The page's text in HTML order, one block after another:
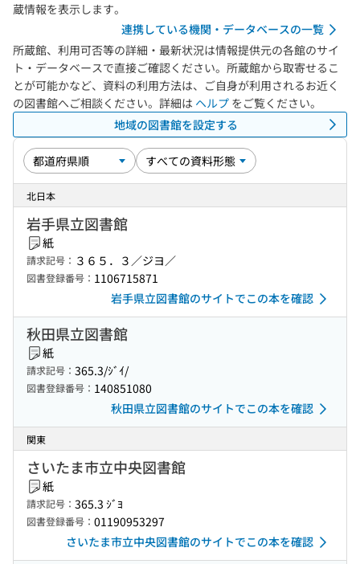
蔵情報を表示します。
連携している機関・データベースの一覧
所蔵館、利用可否等の詳細・最新状況は情報提供元の各館のサイ
ト・データベースで直接ご確認ください。所蔵館から取寄せるこ
とが可能かなど、資料の利用方法は、ご自身が利用されるお近く
の図書館へご相談ください。詳細は ヘルプ をご覧ください。
地域の図書館を設定する
北日本
岩手県立図書館
紙
請求記号： ３６５．３／ジヨ／
図書登録番号： 1106715871
岩手県立図書館のサイトでこの本を確認
秋田県立図書館
紙
請求記号： 365.3/ｼﾞｲ/
図書登録番号： 140851080
秋田県立図書館のサイトでこの本を確認
関東
さいたま市立中央図書館
紙
請求記号： 365.3 ｼﾞﾖ
図書登録番号： 01190953297
さいたま市立中央図書館のサイトでこの本を確認